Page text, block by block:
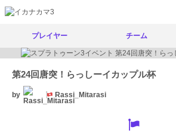
プレイヤー チーム
第24回唐突！らっしーイカップル杯
by Rassi_Mitarasi